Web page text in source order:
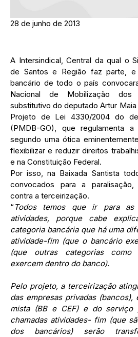
28 de junho de 2013
A Intersindical, Central da qual o
de Santos e Região faz parte, e
bancário de todo o país
Nacional de Mobilização
substitutivo do deputado Artur
Projeto de Lei 4330/2004 do
(PMDB-GO), que regulamenta
segundo uma ótica
flexibilizar e reduzir direitos
e na Constituição Federal.
Por isso, na Baixada Santista
convocados para a
contra a terceirização.
“ Todos temos que ir para
atividades, porque cabe
categoria bancária que há uma
atividade-fim (que o bancário
(que outras categorias como
exercem dentro do banco).
Pelo projeto, a terceirização
das empresas privadas (bancos),
mista (BB e CEF) e do serviço
chamadas atividades- fim (que
dos bancários) serão